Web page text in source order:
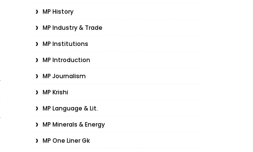
MP History
MP Industry & Trade
MP Institutions
MP Introduction
MP Journalism
MP Krishi
MP Language & Lit.
MP Minerals & Energy
MP One Liner Gk